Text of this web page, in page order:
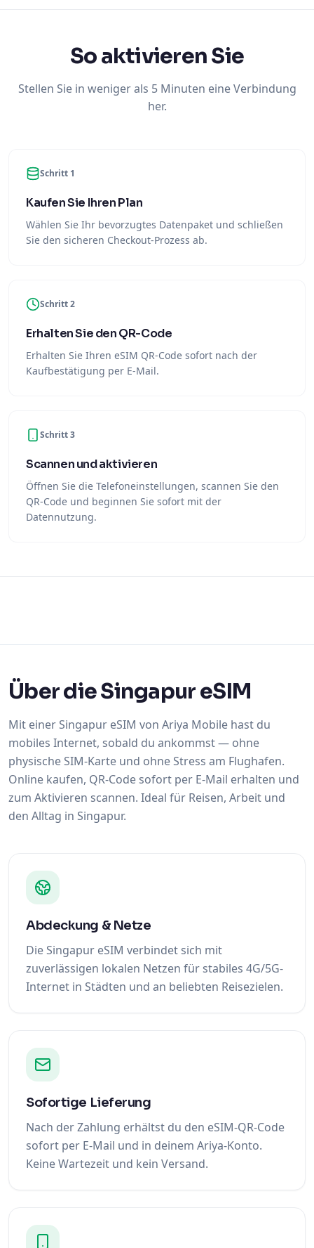
So aktivieren Sie
Stellen Sie in weniger als 5 Minuten eine Verbindung
her.
Schritt 1
Kaufen Sie Ihren Plan
Wählen Sie Ihr bevorzugtes Datenpaket und schließen
Sie den sicheren Checkout-Prozess ab.
Schritt 2
Erhalten Sie den QR-Code
Erhalten Sie Ihren eSIM QR-Code sofort nach der
Kaufbestätigung per E-Mail.
Schritt 3
Scannen und aktivieren
Öffnen Sie die Telefoneinstellungen, scannen Sie den
QR-Code und beginnen Sie sofort mit der
Datennutzung.
Über die Singapur eSIM
Mit einer Singapur eSIM von Ariya Mobile hast du
mobiles Internet, sobald du ankommst — ohne
physische SIM-Karte und ohne Stress am Flughafen.
Online kaufen, QR-Code sofort per E-Mail erhalten und
zum Aktivieren scannen. Ideal für Reisen, Arbeit und
den Alltag in Singapur.
Abdeckung & Netze
Die Singapur eSIM verbindet sich mit
zuverlässigen lokalen Netzen für stabiles 4G/5G-
Internet in Städten und an beliebten Reisezielen.
Sofortige Lieferung
Nach der Zahlung erhältst du den eSIM-QR-Code
sofort per E-Mail und in deinem Ariya-Konto.
Keine Wartezeit und kein Versand.